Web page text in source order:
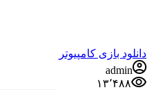
دانلود بازی کامپیوتر
admin
۱۳٬۴۸۸